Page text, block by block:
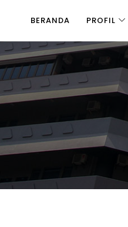
BERANDA PROFIL